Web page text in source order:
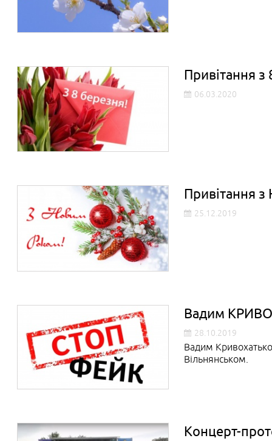
Привітання з
06.03.2020
Привітання
25.12.2019
Вадим
28.10.2019
Вадим
Вільнянськом.
Концерт-